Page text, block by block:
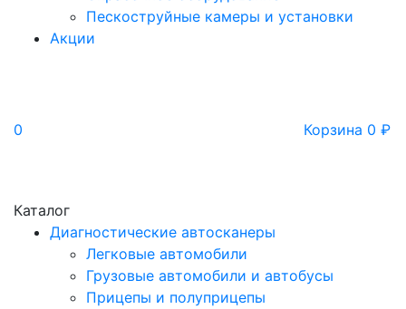
Пескоструйные камеры и установки
Акции
0 Корзина 0 ₽
Каталог
Диагностические автосканеры
Легковые автомобили
Грузовые автомобили и автобусы
Прицепы и полуприцепы